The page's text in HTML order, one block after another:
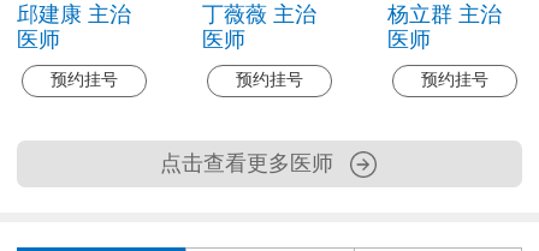
邱建康 主治
医师
预约挂号
丁薇薇 主治
医师
预约挂号
杨立群 主治
医师
预约挂号
点击查看更多医师